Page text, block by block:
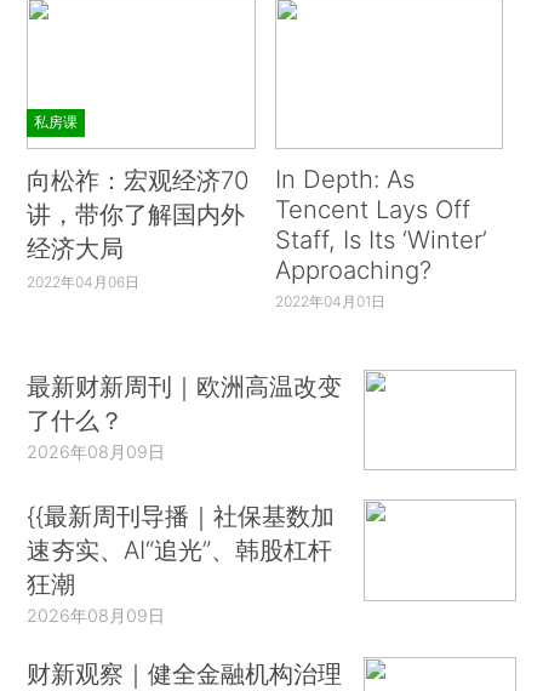
私房课
向松祚：宏观经济70
讲，带你了解国内外
经济大局
2022年04月06日
In Depth: As
Tencent Lays Off
Staff, Is Its ‘Winter’
Approaching?
2022年04月01日
最新财新周刊｜欧洲高温改变
了什么？
2026年08月09日
{{最新周刊导播｜社保基数加
速夯实、AI“追光”、韩股杠杆
狂潮
2026年08月09日
财新观察｜健全金融机构治理